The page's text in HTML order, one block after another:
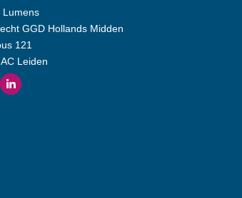
Lumens
GGD Hollands Midden
121
Leiden